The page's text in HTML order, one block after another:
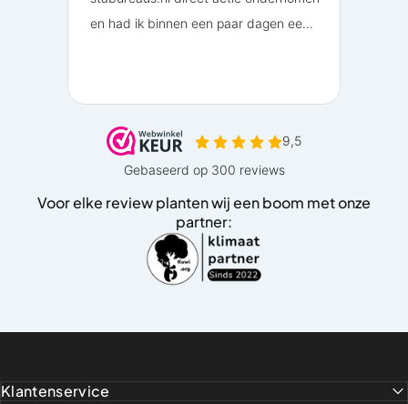
Voor elke review planten wij een boom met onze
partner:
Klantenservice